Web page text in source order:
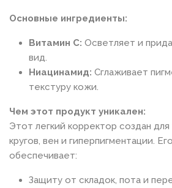
Основные ингредиенты:
Витамин С: Осветляет и
вид.
Ниацинамид: Сглаживает
текстуру кожи.
Чем этот продукт уникален:
Этот легкий корректор создан
кругов, вен и гиперпигментации.
обеспечивает:
Защиту от складок, пота и